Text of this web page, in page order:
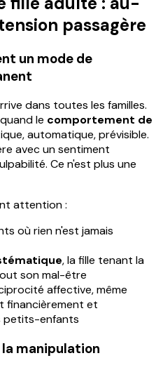
passagère
un mode de
dans toutes les familles.
le comportement de
automatique, prévisible.
avec un sentiment
Ce n'est plus une
attention :
où rien n'est jamais
, la fille tenant la
son mal-être
affective, même
financièrement et
petits-enfants
manipulation